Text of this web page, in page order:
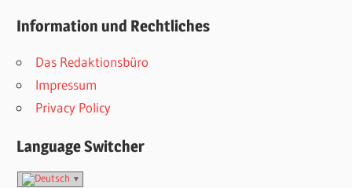
Information und Rechtliches
Das Redaktionsbüro
Impressum
Privacy Policy
Language Switcher